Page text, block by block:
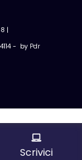
|
- by Pdr
Scrivici